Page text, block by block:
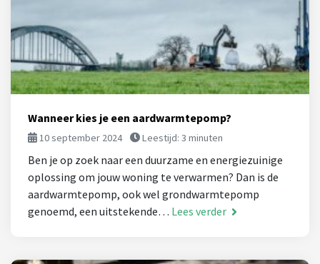
Wanneer kies je een aardwarmtepomp?
10 september 2024 Leestijd: 3 minuten
Ben je op zoek naar een duurzame en energiezuinige
oplossing om jouw woning te verwarmen? Dan is de
aardwarmtepomp, ook wel grondwarmtepomp
genoemd, een uitstekende… Lees verder